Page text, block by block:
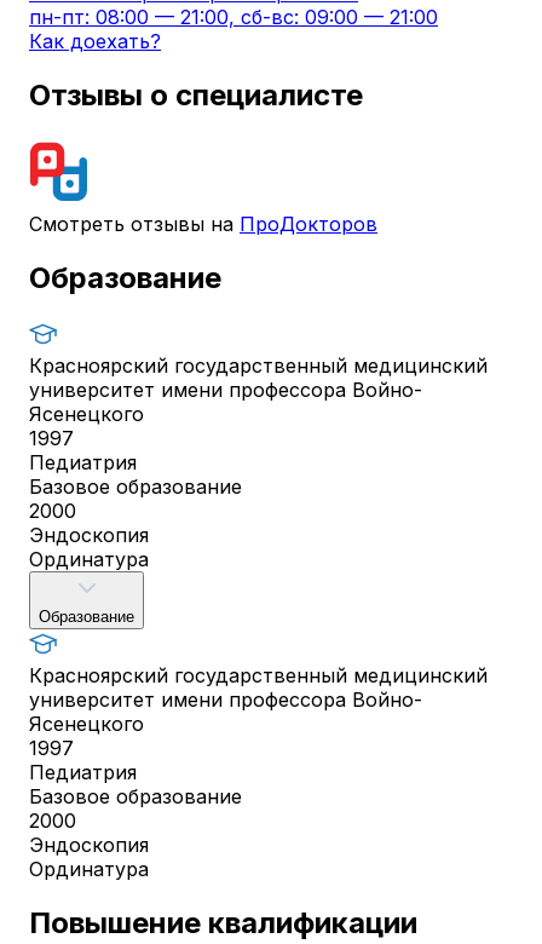
пн-пт: 08:00 — 21:00, сб-вс: 09:00 — 21:00
Как доехать?
Отзывы о специалисте
Смотреть отзывы на ПроДокторов
Образование
Красноярский государственный медицинский
университет имени профессора Войно-
Ясенецкого
1997
Педиатрия
Базовое образование
2000
Эндоскопия
Ординатура
Образование
Красноярский государственный медицинский
университет имени профессора Войно-
Ясенецкого
1997
Педиатрия
Базовое образование
2000
Эндоскопия
Ординатура
Повышение квалификации